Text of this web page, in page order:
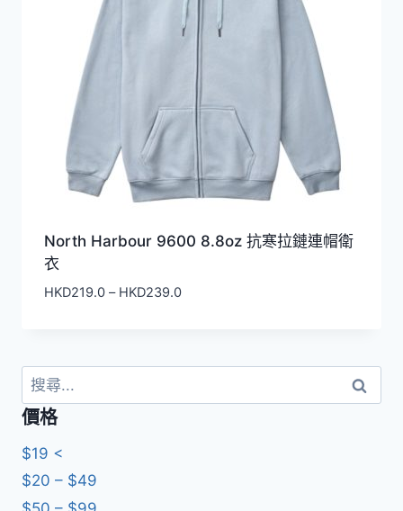
North Harbour 9600 8.8oz 抗寒拉鏈連帽衛
衣
HKD219.0 – HKD239.0價
搜
尋
關
鍵
字:
價格
$19 <
$20 – $49